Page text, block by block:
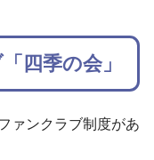
四季の会」
ァンクラブ制度があ